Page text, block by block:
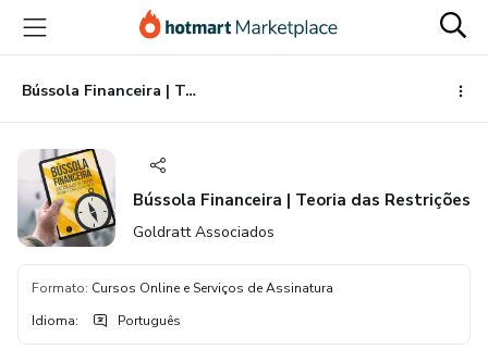
para
conteúdo
principal
para
pagamento
para
rodapé
Bússola Financeira | Teoria das Restrições
Bússola Financeira | Teoria das Restrições
Goldratt Associados
Formato: Cursos Online e Serviços de Assinatura
Idioma: Português